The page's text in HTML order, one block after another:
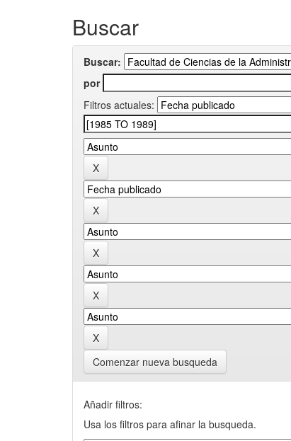
Buscar
Buscar:
por
Filtros actuales:
Comenzar nueva busqueda
Añadir filtros:
Usa los filtros para afinar la busqueda.